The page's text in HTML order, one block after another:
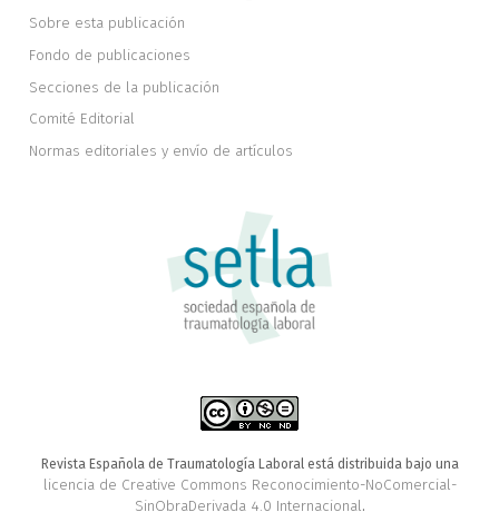
Sobre esta publicación
Fondo de publicaciones
Secciones de la publicación
Comité Editorial
Normas editoriales y envío de artículos
Revista Española de Traumatología Laboral está distribuida bajo una
licencia de Creative Commons Reconocimiento-NoComercial-
SinObraDerivada 4.0 Internacional.